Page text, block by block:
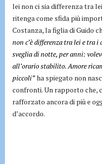
lei non ci sia differenza tra
ritenga come sfida più
Costanza, la figlia di Guido
non c’è differenza tra lei e tra
sveglia di notte, per anni:
all’orario stabilito. Amore
piccoli”ha spiegato non
confronti. Un rapporto che,
rafforzato ancora di più e
d’accordo.